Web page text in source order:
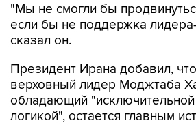
"Мы не смогли бы
если бы не поддержка
сказал он.
Президент Ирана добавил,
верховный лидер Моджтаба
обладающий
логикой", остается главным